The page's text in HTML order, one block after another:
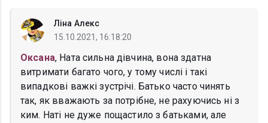
Ліна Алекс
15.10.2021, 16:18:20
Оксана, Ната сильна дівчина, вона здатна
витримати багато чого, у тому числі і такі
випадкові важкі зустрічі. Батько часто чинять
так, як вважають за потрібне, не рахуючись ні з
ким. Наті не дуже пощастило з батьками, але